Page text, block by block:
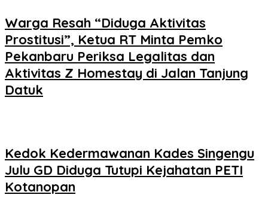
Warga Resah “Diduga Aktivitas
Prostitusi”, Ketua RT Minta Pemko
Pekanbaru Periksa Legalitas dan
Aktivitas Z Homestay di Jalan Tanjung
Datuk
Kedok Kedermawanan Kades Singengu
Julu GD Diduga Tutupi Kejahatan PETI
Kotanopan